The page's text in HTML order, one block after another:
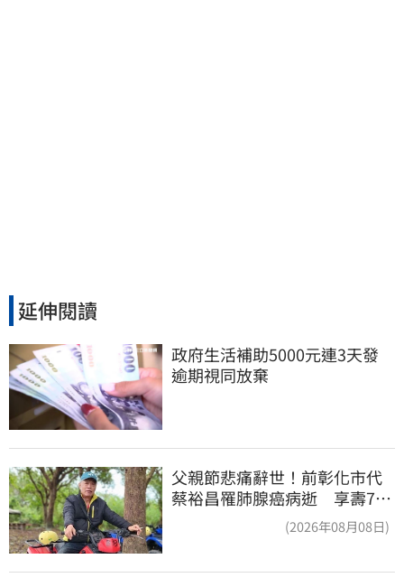
延伸閱讀
政府生活補助5000元連3天發
逾期視同放棄
父親節悲痛辭世！前彰化市代
蔡裕昌罹肺腺癌病逝 享壽71
(2026年08月08日)